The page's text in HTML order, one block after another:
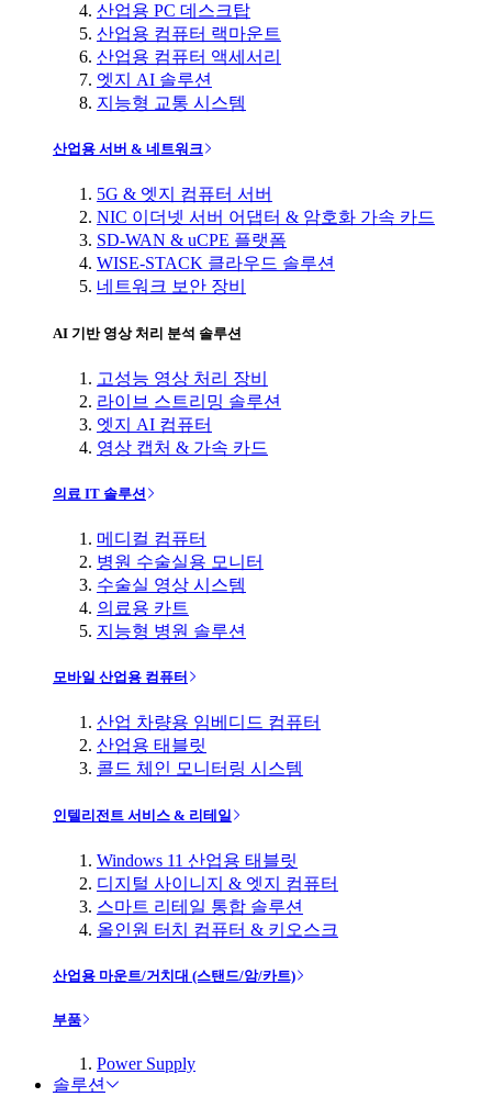
산업용 PC 데스크탑
산업용 컴퓨터 랙마운트
산업용 컴퓨터 액세서리
엣지 AI 솔루션
지능형 교통 시스템
산업용 서버 & 네트워크
5G & 엣지 컴퓨터 서버
NIC 이더넷 서버 어댑터 & 암호화 가속 카드
SD-WAN & uCPE 플랫폼
WISE-STACK 클라우드 솔루션
네트워크 보안 장비
AI 기반 영상 처리 분석 솔루션
고성능 영상 처리 장비
라이브 스트리밍 솔루션
엣지 AI 컴퓨터
영상 캡처 & 가속 카드
의료 IT 솔루션
메디컬 컴퓨터
병원 수술실용 모니터
수술실 영상 시스템
의료용 카트
지능형 병원 솔루션
모바일 산업용 컴퓨터
산업 차량용 임베디드 컴퓨터
산업용 태블릿
콜드 체인 모니터링 시스템
인텔리전트 서비스 & 리테일
Windows 11 산업용 태블릿
디지털 사이니지 & 엣지 컴퓨터
스마트 리테일 통합 솔루션
올인원 터치 컴퓨터 & 키오스크
산업용 마운트/거치대 (스탠드/암/카트)
부품
Power Supply
솔루션